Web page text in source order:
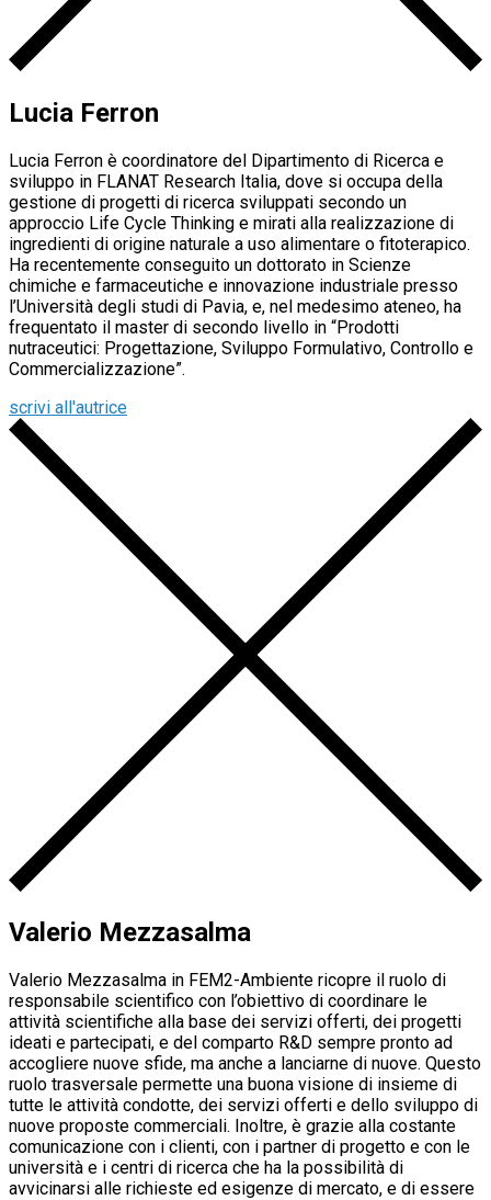
Lucia Ferron
Lucia Ferron è coordinatore del Dipartimento di Ricerca e
sviluppo in FLANAT Research Italia, dove si occupa della
gestione di progetti di ricerca sviluppati secondo un
approccio Life Cycle Thinking e mirati alla realizzazione di
ingredienti di origine naturale a uso alimentare o fitoterapico.
Ha recentemente conseguito un dottorato in Scienze
chimiche e farmaceutiche e innovazione industriale presso
l’Università degli studi di Pavia, e, nel medesimo ateneo, ha
frequentato il master di secondo livello in “Prodotti
nutraceutici: Progettazione, Sviluppo Formulativo, Controllo e
Commercializzazione”.
scrivi all'autrice
Valerio Mezzasalma
Valerio Mezzasalma in FEM2-Ambiente ricopre il ruolo di
responsabile scientifico con l’obiettivo di coordinare le
attività scientifiche alla base dei servizi offerti, dei progetti
ideati e partecipati, e del comparto R&D sempre pronto ad
accogliere nuove sfide, ma anche a lanciarne di nuove. Questo
ruolo trasversale permette una buona visione di insieme di
tutte le attività condotte, dei servizi offerti e dello sviluppo di
nuove proposte commerciali. Inoltre, è grazie alla costante
comunicazione con i clienti, con i partner di progetto e con le
università e i centri di ricerca che ha la possibilità di
avvicinarsi alle richieste ed esigenze di mercato, e di essere